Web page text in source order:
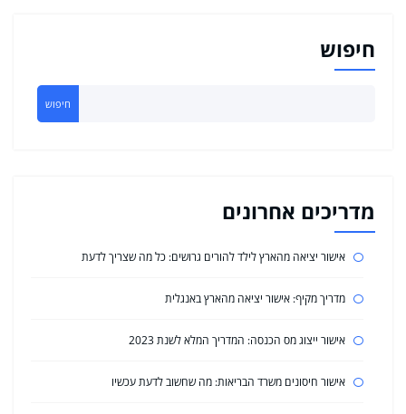
חיפוש
חיפוש
מדריכים אחרונים
אישור יציאה מהארץ לילד להורים גרושים: כל מה שצריך לדעת
מדריך מקיף: אישור יציאה מהארץ באנגלית
אישור ייצוג מס הכנסה: המדריך המלא לשנת 2023
אישור חיסונים משרד הבריאות: מה שחשוב לדעת עכשיו